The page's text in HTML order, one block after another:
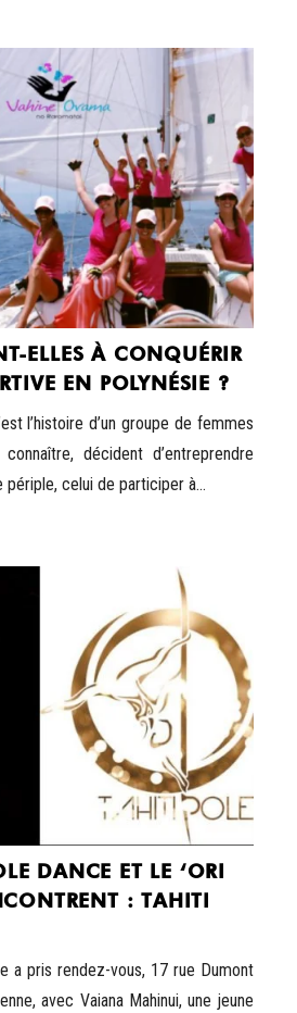
ELLES À CONQUÉRIR
EN POLYNÉSIE ?
l’histoire d’un groupe de femmes
décident d’entreprendre
périple, celui de participer à...
DANCE ET LE ‘ORI
: TAHITI
a pris rendez-vous, 17 rue Dumont
avec Vaiana Mahinui, une jeune